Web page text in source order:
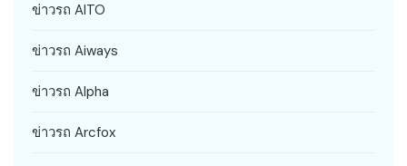
ข่าวรถ AITO
ข่าวรถ Aiways
ข่าวรถ Alpha
ข่าวรถ Arcfox